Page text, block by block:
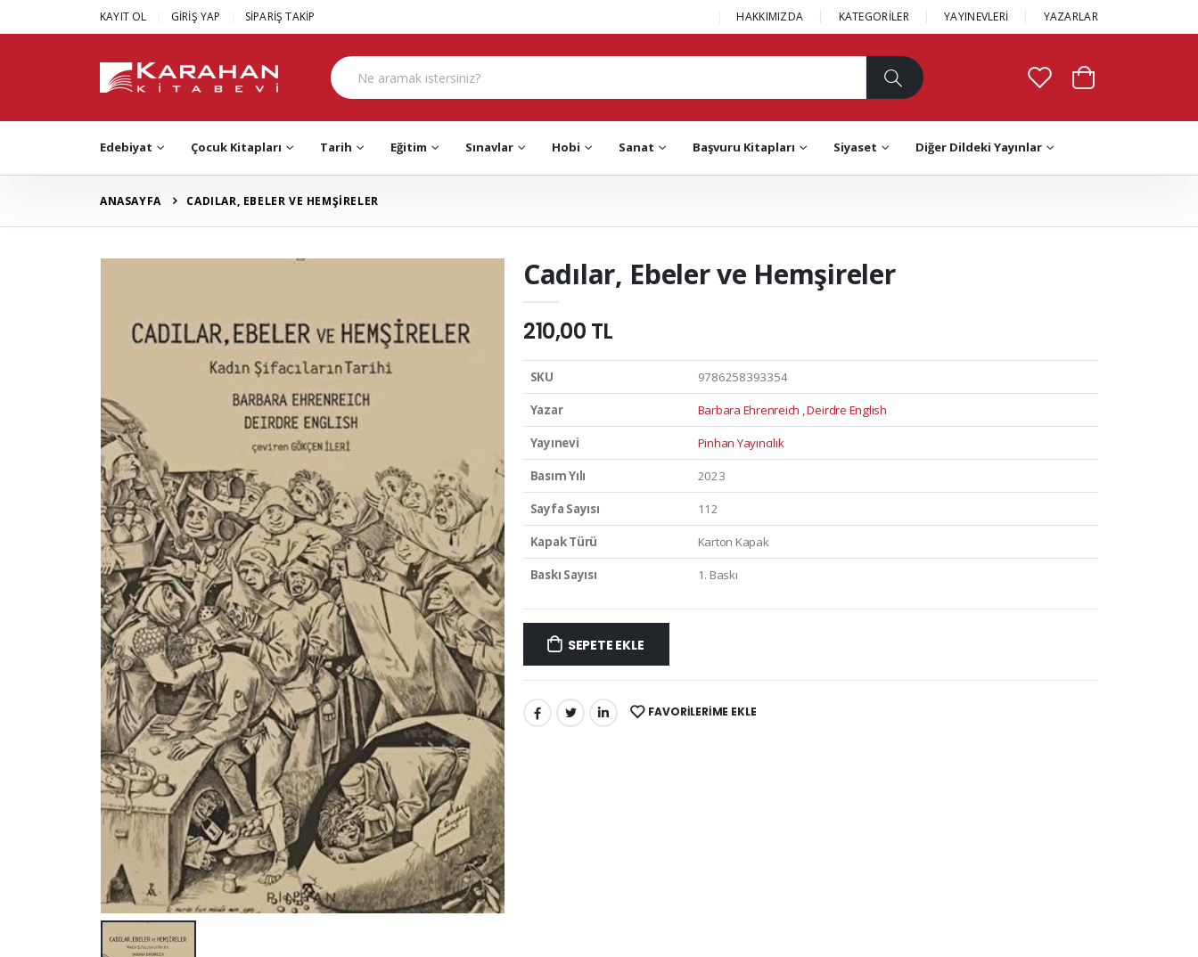
KAYIT OL GİRİŞ YAP SİPARİŞ TAKİP HAKKIMIZDA KATEGORİLER YAYINEVLERİ YAZARLAR
Edebiyat Çocuk Kitapları Tarih Eğitim Sınavlar Hobi Sanat Başvuru Kitapları Siyaset Diğer Dildeki Yayınlar
ANASAYFA CADILAR, EBELER VE HEMŞİRELER
Cadılar, Ebeler ve Hemşireler
210,00 TL
SKU 9786258393354
Yazar Barbara Ehrenreich , Deirdre English
Yayınevi Pinhan Yayıncılık
Basım Yılı 2023
Sayfa Sayısı 112
Kapak Türü Karton Kapak
Baskı Sayısı 1. Baskı
SEPETE EKLE
PAYLAŞ: FAVORILERIME EKLE